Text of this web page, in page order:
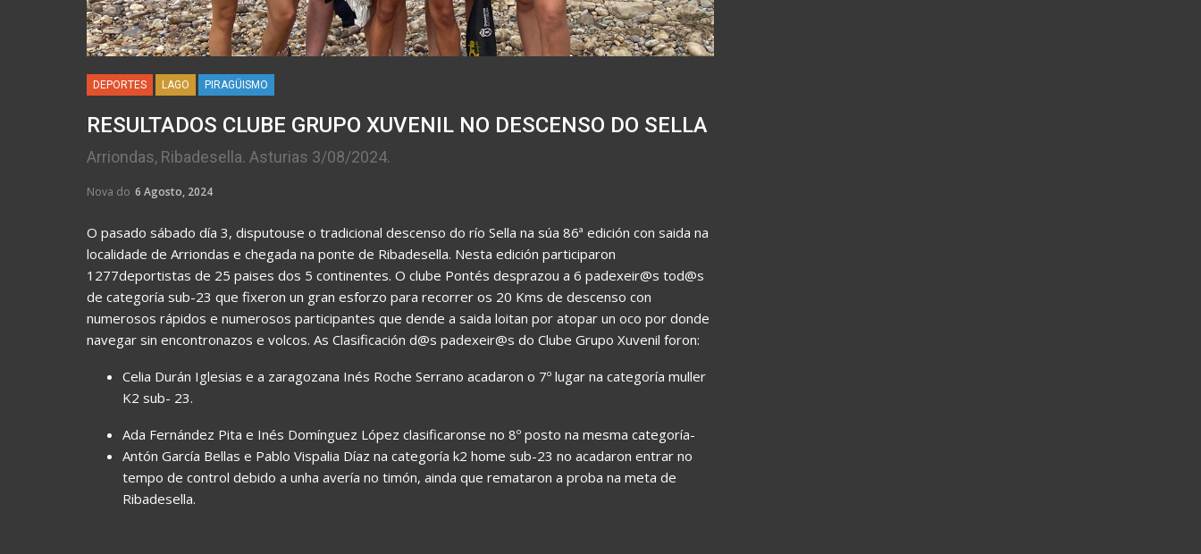
DEPORTES LAGO PIRAGÜISMO
RESULTADOS CLUBE GRUPO XUVENIL NO DESCENSO DO SELLA
Arriondas, Ribadesella. Asturias 3/08/2024.
Nova do 6 Agosto, 2024
O pasado sábado día 3, disputouse o tradicional descenso do río Sella na súa 86ª edición con saida na
localidade de Arriondas e chegada na ponte de Ribadesella. Nesta edición participaron
1277deportistas de 25 paises dos 5 continentes. O clube Pontés desprazou a 6 padexeir@s tod@s
de categoría sub-23 que fixeron un gran esforzo para recorrer os 20 Kms de descenso con
numerosos rápidos e numerosos participantes que dende a saida loitan por atopar un oco por donde
navegar sin encontronazos e volcos. As Clasificación d@s padexeir@s do Clube Grupo Xuvenil foron:
Celia Durán Iglesias e a zaragozana Inés Roche Serrano acadaron o 7º lugar na categoría muller
K2 sub- 23.
Ada Fernández Pita e Inés Domínguez López clasificaronse no 8º posto na mesma categoría-
Antón García Bellas e Pablo Vispalia Díaz na categoría k2 home sub-23 no acadaron entrar no
tempo de control debido a unha avería no timón, ainda que remataron a proba na meta de
Ribadesella.